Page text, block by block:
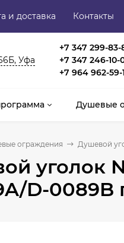
и доставка Контакты
Уфа
+7 347 299-83-
+7 347 246-10-
+7 964 962-59-
Душевые
ограждения Душевой
уголок
D-